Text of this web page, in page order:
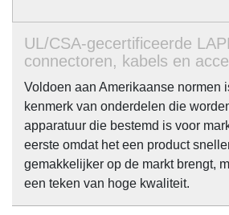
UL/CSA-gecertificeerde
connectoren, kabels en
Voldoen aan Amerikaanse normen
kenmerk van onderdelen die
apparatuur die bestemd is voor
eerste omdat het een product
gemakkelijker op de markt brengt,
een teken van hoge kwaliteit.